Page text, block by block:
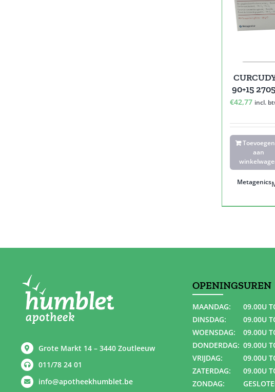
90+15
€42,77 incl.
Toevoegen
aan
Metagenics
Grote Markt 14 – 3440 Zoutleeuw
011/78 24 01
info@apotheekhumblet.be
OPENINGSUREN
MAANDAG:
09.00U
DINSDAG:
09.00U
WOENSDAG:
09.00U
DONDERDAG: 09.00U
VRIJDAG:
09.00U
ZATERDAG:
09.00U
ZONDAG: